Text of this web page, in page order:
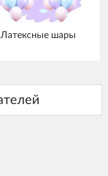
Латексные шары